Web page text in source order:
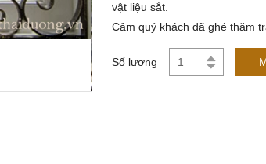
vật liệu sắt.
Cảm quý khách đã ghé thăm
Số lượng